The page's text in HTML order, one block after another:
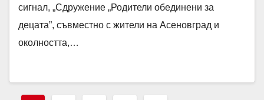
сигнал, „Сдружение „Родители обединени за
децата”, съвместно с жители на Асеновград и
околността,…